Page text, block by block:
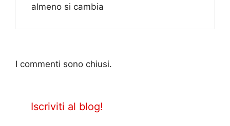
almeno si cambia
I commenti sono chiusi.
Iscriviti al blog!